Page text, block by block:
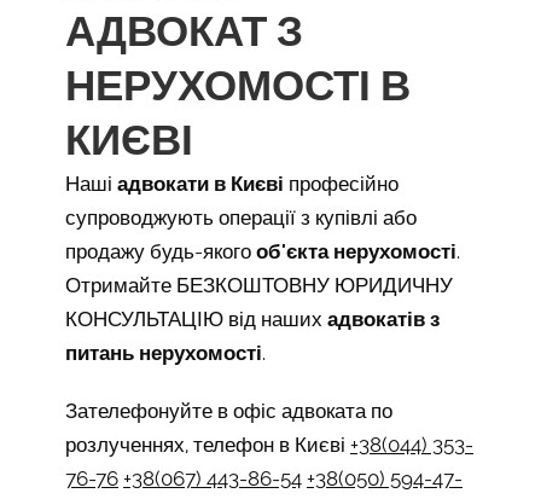
АДВОКАТ З
НЕРУХОМОСТІ В
КИЄВІ
Наші адвокати в Києві професійно
супроводжують операції з купівлі або
продажу будь-якого об'єкта нерухомості.
Отримайте БЕЗКОШТОВНУ ЮРИДИЧНУ
КОНСУЛЬТАЦІЮ від наших адвокатів з
питань нерухомості.
Зателефонуйте в офіс адвоката по
розлученнях, телефон в Києві +38(044) 353-
76-76 +38(067) 443-86-54 +38(050) 594-47-